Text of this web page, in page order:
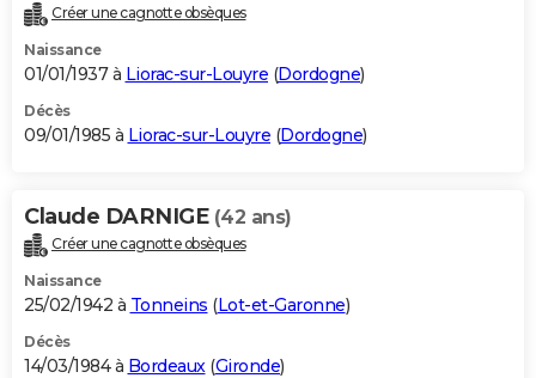
Créer une cagnotte obsèques
Naissance
01/01/1937 à Liorac-sur-Louyre (Dordogne)
Décès
09/01/1985 à Liorac-sur-Louyre (Dordogne)
Claude DARNIGE (42 ans)
Créer une cagnotte obsèques
Naissance
25/02/1942 à Tonneins (Lot-et-Garonne)
Décès
14/03/1984 à Bordeaux (Gironde)